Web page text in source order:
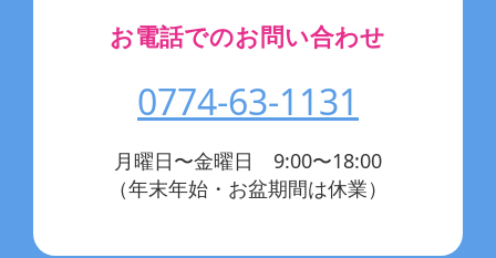
お電話でのお問い合わせ
0774-63-1131
月曜日〜金曜日 9:00〜18:00
（年末年始・お盆期間は休業）